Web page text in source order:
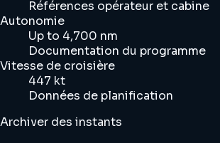
Références opérateur et cabine
Autonomie
Up to 4,700 nm
Documentation du programme
Vitesse de croisière
447 kt
Données de planification
Archiver des instants